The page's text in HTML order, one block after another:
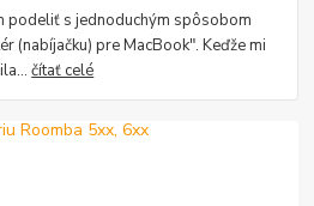
podeliť s jednoduchým spôsobom
(nabíjačku) pre MacBook". Keďže mi
čítať celé